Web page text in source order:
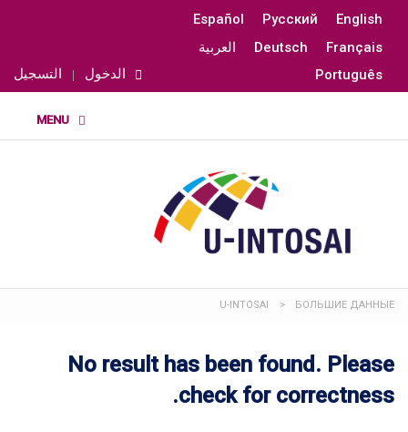
English
Русский
Español
Français
Deutsch
العربية
Português
الدخول التسجيل
U-INTOSAI > БОЛЬШИЕ ДАННЫЕ
No result has been found. Please
check for correctness.